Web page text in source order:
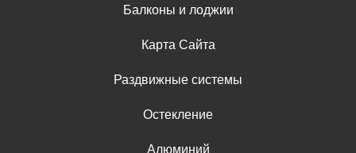
Балконы и лоджии
Карта Сайта
Раздвижные системы
Остекление
Алюминий